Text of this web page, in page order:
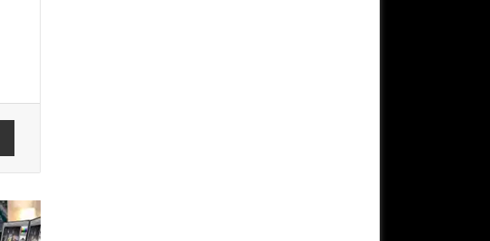
Comparte vía Email